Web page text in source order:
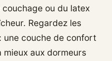
couchage ou du latex
Regardez les
une couche de confort
mieux aux dormeurs